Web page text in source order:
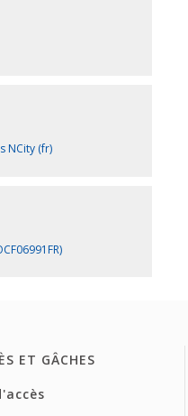
NCity (fr)
ET GÂCHES